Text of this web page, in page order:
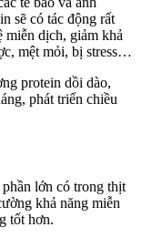
sẽ có tác động rất
miễn dịch, giảm khả
mệt mỏi, bị stress…
protein dồi dào,
phát triển chiều
lớn có trong thịt
khả năng miễn
tốt hơn.